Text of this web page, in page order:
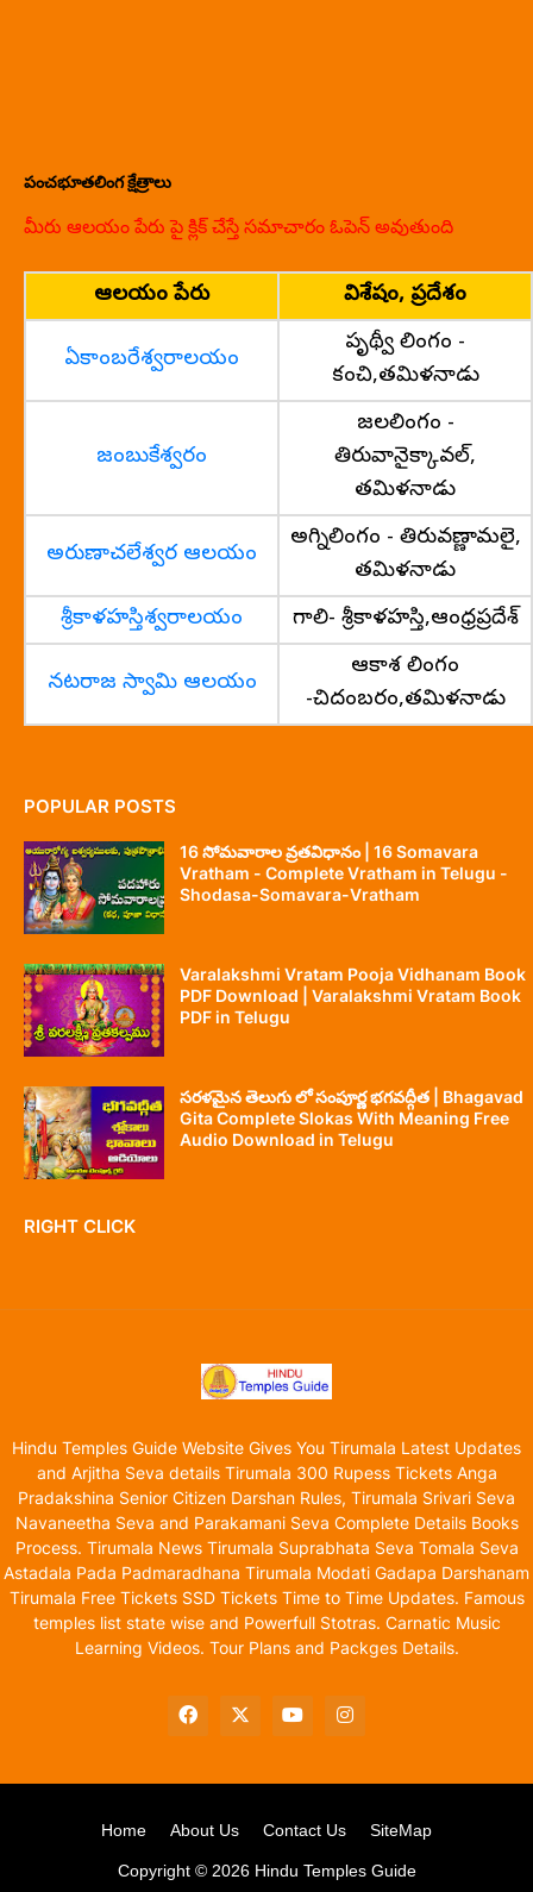
పంచభూతలింగ క్షేత్రాలు
మీరు ఆలయం పేరు పై క్లిక్ చేస్తే సమాచారం ఓపెన్ అవుతుంది
ఆలయం పేరు విశేషం, ప్రదేశం
ఏకాంబరేశ్వరాలయం
పృథ్వీ లింగం -
కంచి,తమిళనాడు
జంబుకేశ్వరం
జలలింగం -
తిరువానైక్కావల్,
తమిళనాడు
అరుణాచలేశ్వర ఆలయం
అగ్నిలింగం - తిరువణ్ణామలై,
తమిళనాడు
శ్రీకాళహస్తిశ్వరాలయం
గాలి- శ్రీకాళహస్తి,ఆంధ్రప్రదేశ్
నటరాజ స్వామి ఆలయం
ఆకాశ లింగం
-చిదంబరం,తమిళనాడు
POPULAR POSTS
16 సోమవారాల వ్రతవిధానం | 16 Somavara
Vratham - Complete Vratham in Telugu -
Shodasa-Somavara-Vratham
Varalakshmi Vratam Pooja Vidhanam Book
PDF Download | Varalakshmi Vratam Book
PDF in Telugu
సరళమైన తెలుగు లో సంపూర్ణ భగవద్గీత | Bhagavad
Gita Complete Slokas With Meaning Free
Audio Download in Telugu
RIGHT CLICK
Hindu Temples Guide Website Gives You Tirumala Latest Updates
and Arjitha Seva details Tirumala 300 Rupess Tickets Anga
Pradakshina Senior Citizen Darshan Rules, Tirumala Srivari Seva
Navaneetha Seva and Parakamani Seva Complete Details Books
Process. Tirumala News Tirumala Suprabhata Seva Tomala Seva
Astadala Pada Padmaradhana Tirumala Modati Gadapa Darshanam
Tirumala Free Tickets SSD Tickets Time to Time Updates. Famous
temples list state wise and Powerfull Stotras. Carnatic Music
Learning Videos. Tour Plans and Packges Details.
Copyright © 2026 Hindu Temples Guide
Home About Us Contact Us SiteMap